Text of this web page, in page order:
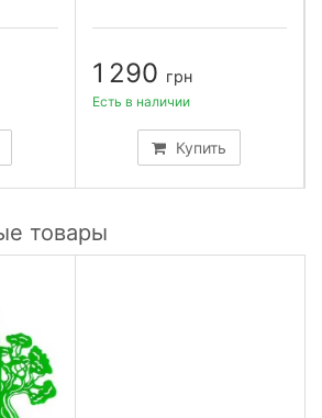
1 290 грн
Купить
Есть в наличии
товары